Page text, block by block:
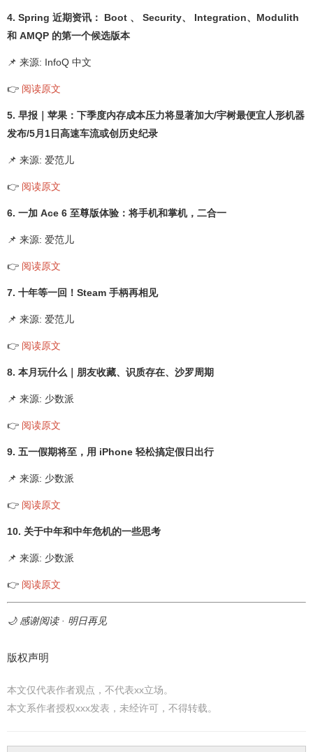
4. Spring 近期资讯： Boot 、 Security、 Integration、Modulith
和 AMQP 的第一个候选版本
📌 来源: InfoQ 中文
👉 阅读原文
5. 早报｜苹果：下季度内存成本压力将显著加大/宇树最便宜人形机器
发布/5月1日高速车流或创历史纪录
📌 来源: 爱范儿
👉 阅读原文
6. 一加 Ace 6 至尊版体验：将手机和掌机，二合一
📌 来源: 爱范儿
👉 阅读原文
7. 十年等一回！Steam 手柄再相见
📌 来源: 爱范儿
👉 阅读原文
8. 本月玩什么｜朋友收藏、识质存在、沙罗周期
📌 来源: 少数派
👉 阅读原文
9. 五一假期将至，用 iPhone 轻松搞定假日出行
📌 来源: 少数派
👉 阅读原文
10. 关于中年和中年危机的一些思考
📌 来源: 少数派
👉 阅读原文
🌙 感谢阅读 · 明日再见
版权声明
本文仅代表作者观点，不代表xx立场。
本文系作者授权xxx发表，未经许可，不得转载。